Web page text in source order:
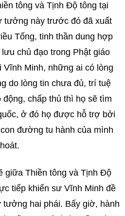
tông và Tịnh Độ tông tại
tưởng này trước đó đã xuất
Tống, tinh thần dung hợp
chủ đạo trong Phật giáo
Vĩnh Minh, những ai có lòng
do lòng tin chưa đủ, trí tuệ
động, chấp thủ thì họ sẽ tìm
ở đó họ được hỗ trợ bởi
đường tu hành của mình
giữa Thiền tông và Tịnh Độ
tiếp khiến sư Vĩnh Minh đề
hai phái. Bấy giờ, hành